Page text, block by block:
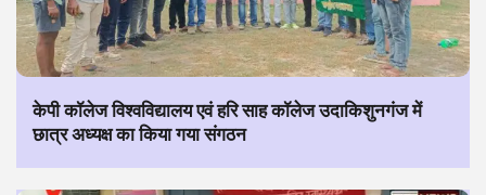
केपी कॉलेज विश्वविद्यालय एवं हरि साह कॉलेज उदाकिशुनगंज में
छात्र अध्यक्ष का किया गया संगठन